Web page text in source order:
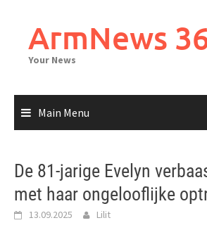
contentArmNews
Your News
Main Menu
De 81-jarige Evelyn
met haar ongelooflijke
13.09.2025 Lilit